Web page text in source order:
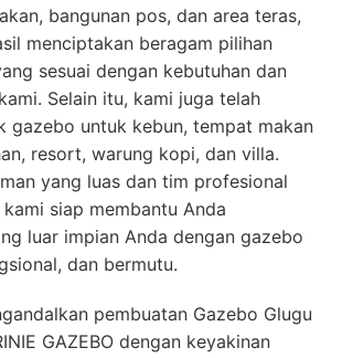
bangunan pos, dan area teras,
menciptakan beragam pilihan
sesuai dengan kebutuhan dan
Selain itu, kami juga telah
gazebo untuk kebun, tempat makan
resort, warung kopi, dan villa.
yang luas dan tim profesional
siap membantu Anda
luar impian Anda dengan gazebo
dan bermutu.
pembuatan Gazebo Glugu
GAZEBO dengan keyakinan